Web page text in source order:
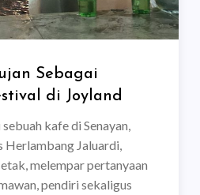
Sebagai
di Joyland
kafe di Senayan,
Herlambang Jaluardi,
melempar pertanyaan
pendiri sekaligus